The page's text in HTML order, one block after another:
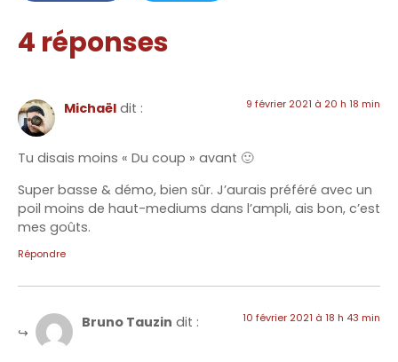
4 réponses
Michaël dit : 9 février 2021 à 20 h 18 min
Tu disais moins « Du coup » avant 🙂
Super basse & démo, bien sûr. J’aurais préféré avec un
poil moins de haut-mediums dans l’ampli, ais bon, c’est
mes goûts.
Répondre
Bruno Tauzin dit : 10 février 2021 à 18 h 43 min